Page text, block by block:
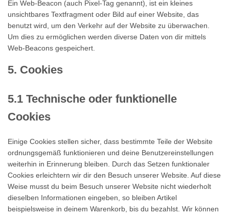
Ein Web-Beacon (auch Pixel-Tag genannt), ist ein kleines
unsichtbares Textfragment oder Bild auf einer Website, das
benutzt wird, um den Verkehr auf der Website zu überwachen.
Um dies zu ermöglichen werden diverse Daten von dir mittels
Web-Beacons gespeichert.
5. Cookies
5.1 Technische oder funktionelle
Cookies
Einige Cookies stellen sicher, dass bestimmte Teile der Website
ordnungsgemäß funktionieren und deine Benutzereinstellungen
weiterhin in Erinnerung bleiben. Durch das Setzen funktionaler
Cookies erleichtern wir dir den Besuch unserer Website. Auf diese
Weise musst du beim Besuch unserer Website nicht wiederholt
dieselben Informationen eingeben, so bleiben Artikel
beispielsweise in deinem Warenkorb, bis du bezahlst. Wir können